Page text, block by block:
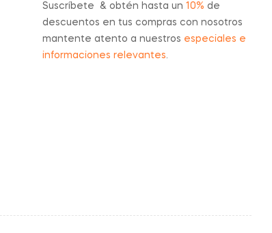
Suscríbete & obtén hasta un 10% de
descuentos en tus compras con nosotros
mantente atento a nuestros especiales e
informaciones relevantes